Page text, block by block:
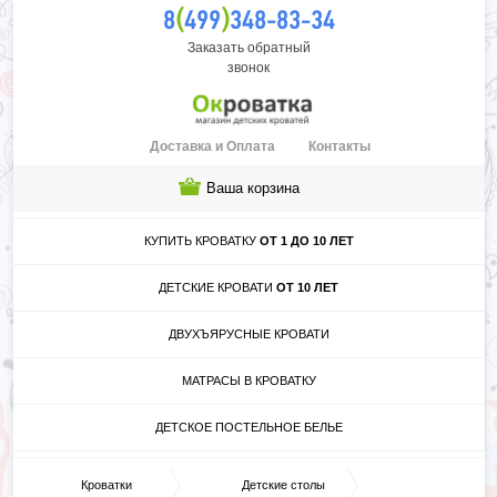
8(499)348-83-34
Заказать обратный
звонок
Доставка и Оплата Контакты
Ваша корзина
КУПИТЬ КРОВАТКУ ОТ 1 ДО 10 ЛЕТ
ДЕТСКИЕ КРОВАТИ ОТ 10 ЛЕТ
ДВУХЪЯРУСНЫЕ КРОВАТИ
МАТРАСЫ В КРОВАТКУ
ДЕТСКОЕ ПОСТЕЛЬНОЕ БЕЛЬЕ
Кроватки Детские столы